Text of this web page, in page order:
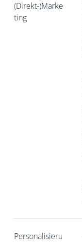
(Direkt-)Marke
ting
Personalisieru